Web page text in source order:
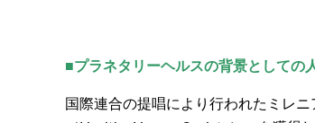
■プラネタリーヘルスの背景としての
国際連合の提唱により行われたミレ